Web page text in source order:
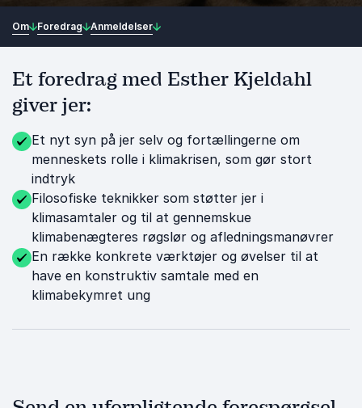
Om Foredrag Anmeldelser
Et foredrag med Esther Kjeldahl
giver jer:
Et nyt syn på jer selv og fortællingerne om
menneskets rolle i klimakrisen, som gør stort
indtryk
Filosofiske teknikker som støtter jer i
klimasamtaler og til at gennemskue
klimabenægteres røgslør og afledningsmanøvrer
En række konkrete værktøjer og øvelser til at
have en konstruktiv samtale med en
klimabekymret ung